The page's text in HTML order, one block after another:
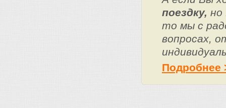
поездку, но
то мы с
вопросах,
Подробнее